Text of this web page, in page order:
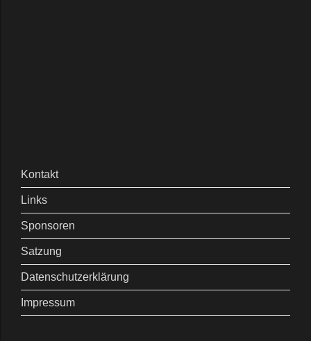
Kontakt
Links
Sponsoren
Satzung
Datenschutzerklärung
Impressum